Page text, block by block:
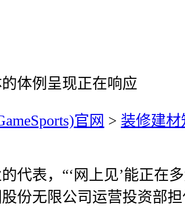
体例呈现正在响应
官网 > 装修建材
表，“‘网上见’能正在多
份无限公司运营投资部担